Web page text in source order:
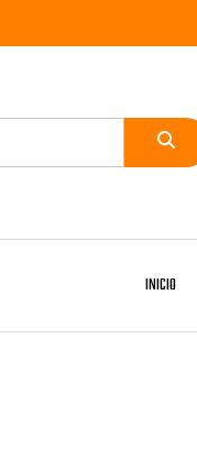
INICIO